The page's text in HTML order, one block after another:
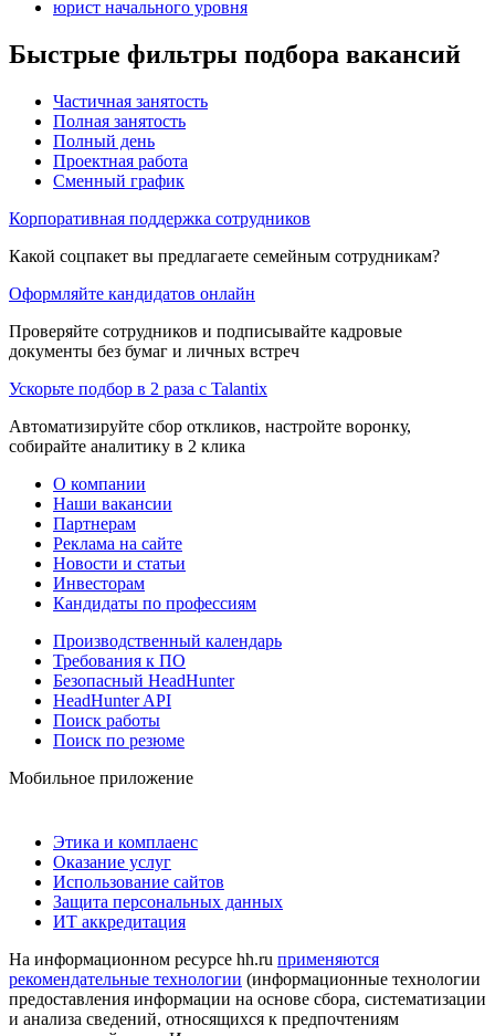
юрист начального уровня
Быстрые фильтры подбора вакансий
Частичная занятость
Полная занятость
Полный день
Проектная работа
Сменный график
Корпоративная поддержка сотрудников
Какой соцпакет вы предлагаете семейным сотрудникам?
Оформляйте кандидатов онлайн
Проверяйте сотрудников и подписывайте кадровые
документы без бумаг и личных встреч
Ускорьте подбор в 2 раза с Talantix
Автоматизируйте сбор откликов, настройте воронку,
собирайте аналитику в 2 клика
О компании
Наши вакансии
Партнерам
Реклама на сайте
Новости и статьи
Инвесторам
Кандидаты по профессиям
Производственный календарь
Требования к ПО
Безопасный HeadHunter
HeadHunter API
Поиск работы
Поиск по резюме
Мобильное приложение
Этика и комплаенс
Оказание услуг
Использование сайтов
Защита персональных данных
ИТ аккредитация
На информационном ресурсе hh.ru применяются
рекомендательные технологии (информационные технологии
предоставления информации на основе сбора, систематизации
и анализа сведений, относящихся к предпочтениям